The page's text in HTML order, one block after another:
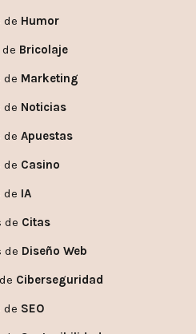
de Humor
Bricolaje
de Marketing
de Noticias
de Apuestas
de Casino
de IA
de Citas
de Diseño Web
Ciberseguridad
de SEO